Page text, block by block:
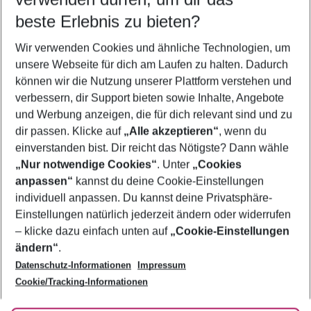
5-8 Nächte
2 Erwachsene Keine Kinder
Mehr Filter anzeigen
Footer
Footer navigation
Über uns
AGB
Bestpreisgarantie
Cookie-Einstellungen ändern
Cookie-Richtlinie
Agenturbetreuung
Barrierefreies Reisen
Folge uns
beste Erlebnis zu bieten?
Wir verwenden Cookies und ähnliche Technologien, um
unsere Webseite für dich am Laufen zu halten. Dadurch
können wir die Nutzung unserer Plattform verstehen und
verbessern, dir Support bieten sowie Inhalte, Angebote
und Werbung anzeigen, die für dich relevant sind und zu
dir passen. Klicke auf „Alle akzeptieren“, wenn du
einverstanden bist. Dir reicht das Nötigste? Dann wähle
„Nur notwendige Cookies“. Unter „Cookies
anpassen“ kannst du deine Cookie-Einstellungen
individuell anpassen. Du kannst deine Privatsphäre-
Einstellungen natürlich jederzeit ändern oder widerrufen
– klicke dazu einfach unten auf „Cookie-Einstellungen
ändern“.
Datenschutz-Informationen
Impressum
Cookie/Tracking-Informationen